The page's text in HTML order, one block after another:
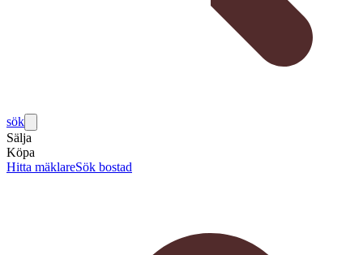
sök
Sälja
Köpa
Hitta mäklareSök bostad